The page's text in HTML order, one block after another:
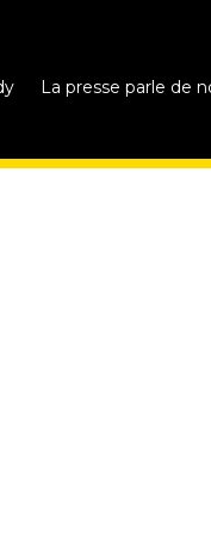
La presse parle de